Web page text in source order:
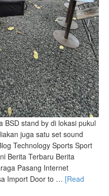
BSD stand by di lokasi pukul
juga satu set sound
Technology Sports Sport
Berita Terbaru Berita
Pasang Internet
Import Door to … [Read